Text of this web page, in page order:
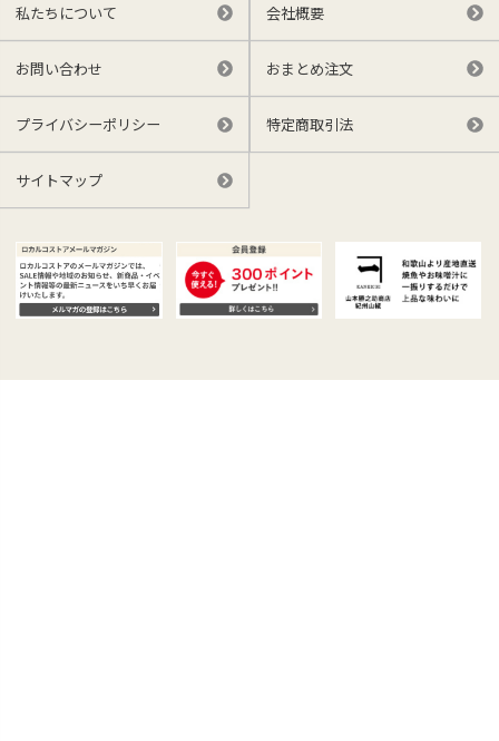
私たちについて 会社概要
お問い合わせ おまとめ注文
プライバシーポリシー 特定商取引法
サイトマップ